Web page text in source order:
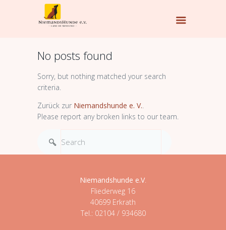
No posts found
Sorry, but nothing matched your search
criteria.
Zurück zur Niemandshunde e. V..
Please report any broken links to our team.
Niemandshunde e.V.
Fliederweg 16
40699 Erkrath
Tel.: 02104 / 934680